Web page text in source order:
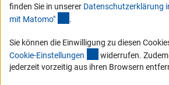
Zum Newsletter
Impressum Datenschutz Cookie-
finden Sie in unserer Datenschutzerklärung
mit Matomo" .
Sie können die Einwilligung zu diesen
Cookie-Einstellungen (interner Link)
widerrufen.
jederzeit vorzeitig aus ihren Browsern